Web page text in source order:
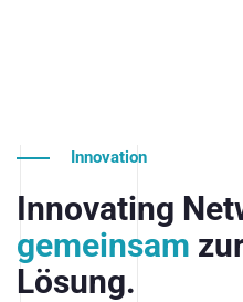
Innovation
Innovating
gemeinsam
Lösung.